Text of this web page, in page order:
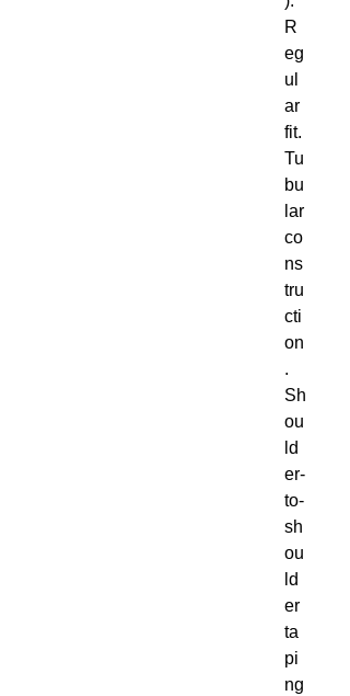
R
eg
ul
ar
fit.
Tu
bu
lar
co
ns
tru
cti
on
.
Sh
ou
ld
er-
to-
sh
ou
ld
er
ta
pi
ng